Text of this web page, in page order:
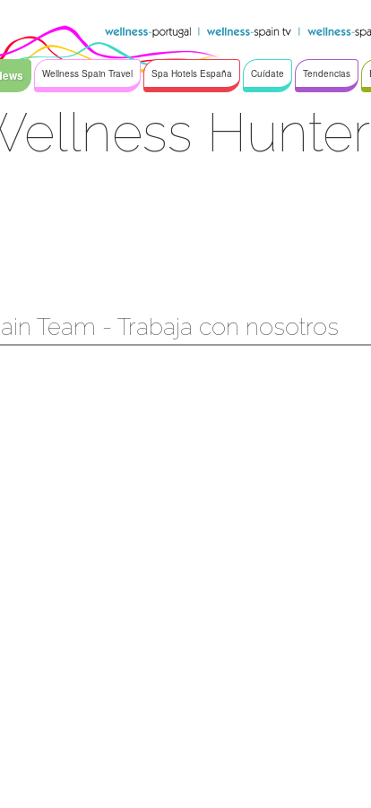
Wellness Spain Travel Spa Hotels España Cuídate Tendencias
Team - Trabaja con nosotros